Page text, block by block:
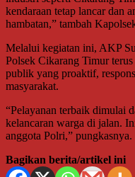
kendaraan tetap lancar dan
hambatan,” tambah
Melalui kegiatan ini, AKP
Polsek Cikarang Timur
publik yang proaktif,
masyarakat.
“Pelayanan terbaik dimulai
kelancaran warga di jalan.
anggota Polri,” pungkasnya.
Bagikan berita/artikel ini